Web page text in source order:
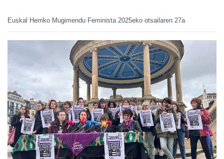
Euskal Herriko Mugimendu Feminista 2025eko otsailaren 27a